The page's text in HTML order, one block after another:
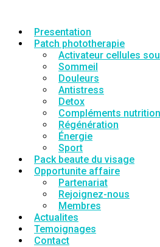
Presentation
Patch phototherapie
Activateur cellules
Sommeil
Douleurs
Antistress
Detox
Compléments
Régénération
Énergie
Sport
Pack beaute du visage
Opportunite affaire
Partenariat
Rejoignez-nous
Membres
Actualites
Temoignages
Contact